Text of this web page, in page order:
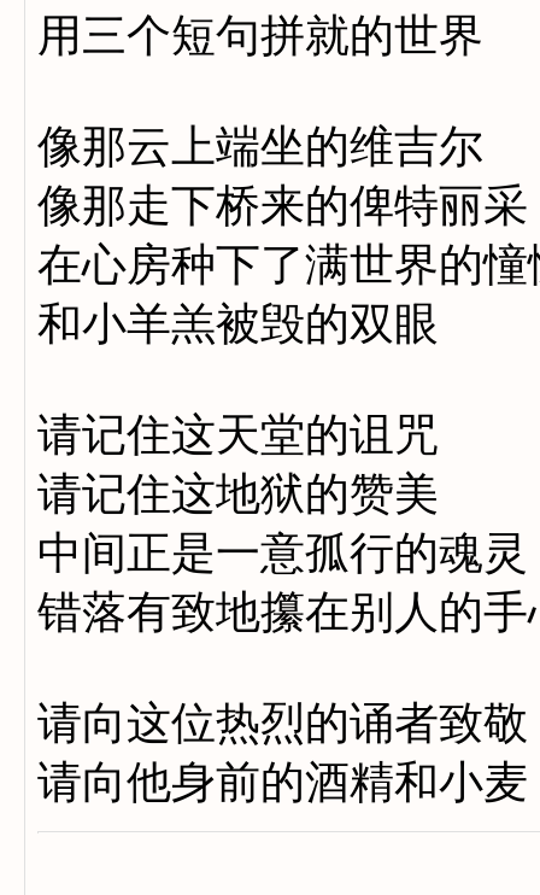
用三个短句拼就的世界
像那云上端坐的维吉尔
像那走下桥来的俾特丽采
在心房种下了满世界的憧
和小羊羔被毁的双眼
请记住这天堂的诅咒
请记住这地狱的赞美
中间正是一意孤行的魂灵
错落有致地攥在别人的手
请向这位热烈的诵者致敬
请向他身前的酒精和小麦